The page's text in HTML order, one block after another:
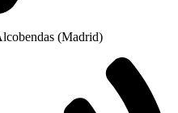
(Madrid)